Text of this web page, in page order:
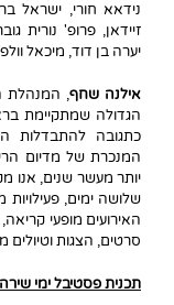
נידאא חורי, ישראל
זיידאן, פרופ' נורית
יערה בן דוד, מיכאל
אילנה שחף, המנהלת
הגדולה שמתקיימת
כתגובה להתבדלות
המנכרת של מדיום
יותר מעשר שנים, אנו
שלושה ימים, פעילויות
האירועים מופעי
סרטים, הצגות וטיולים
תכנית פסטיבל ימי